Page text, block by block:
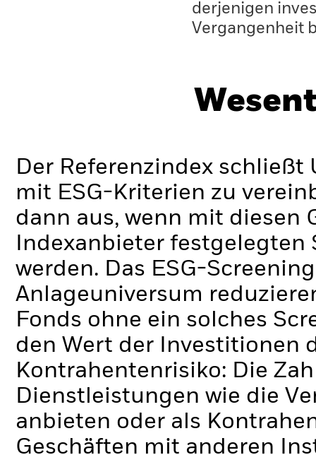
derjenigen
Vergangenheit
Der Referenzindex
mit ESG-Kriterien zu
dann aus, wenn mit diesen
Indexanbieter
werden. Das ESG-
Anlageuniversum
Fonds ohne ein solches
den Wert der Investitionen
Kontrahentenrisiko: Die
Dienstleistungen wie die
anbieten oder als
Geschäften mit anderen